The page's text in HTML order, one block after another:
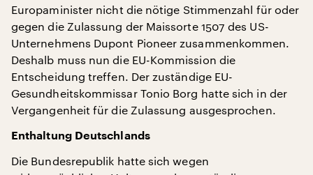
Europaminister nicht die nötige Stimmenzahl für oder
gegen die Zulassung der Maissorte 1507 des US-
Unternehmens Dupont Pioneer zusammenkommen.
Deshalb muss nun die EU-Kommission die
Entscheidung treffen. Der zuständige EU-
Gesundheitskommissar Tonio Borg hatte sich in der
Vergangenheit für die Zulassung ausgesprochen.
Enthaltung Deutschlands
Die Bundesrepublik hatte sich wegen